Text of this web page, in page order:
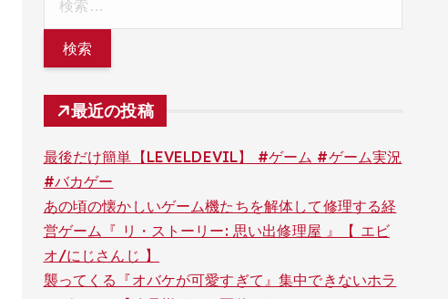
最近の投稿
最後だけ簡単【LEVELDEVIL】 #ゲーム #ゲーム実況
#バカゲー
あの頃の懐かしいゲーム機たちを解体して修理する経
営ゲーム『 リ・ストーリー: 思い出修理屋 』【 エビ
オ/にじさんじ 】
襲ってくる『オバケが可愛すぎて』集中できないホラ